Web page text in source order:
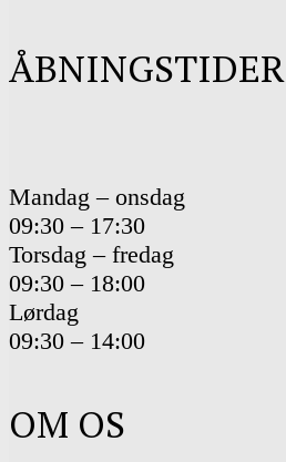
ÅBNINGSTIDER
Mandag – onsdag
09:30 – 17:30
Torsdag – fredag
09:30 – 18:00
Lørdag
09:30 – 14:00
OM OS